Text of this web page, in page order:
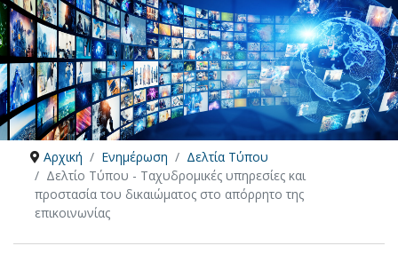
Αρχική Ενημέρωση
Δελτία Τύπου
Δελτίο Τύπου - Ταχυδρομικές υπηρεσίες και
προστασία του δικαιώματος στο απόρρητο της
επικοινωνίας